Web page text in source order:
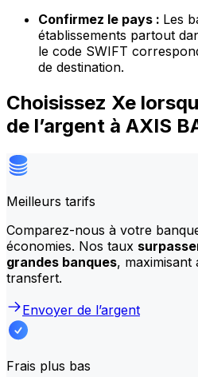
Confirmez le pays : Les
établissements partout
le code SWIFT
de destination.
Choisissez Xe
de l’argent à AXIS
Meilleurs tarifs
Comparez-nous à votre
économies. Nos taux
grandes banques, maximisant
transfert.
Envoyer de l’argent
Frais plus bas